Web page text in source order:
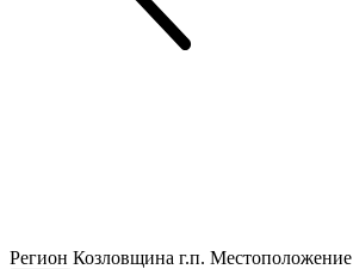
Регион Козловщина г.п. Местоположение